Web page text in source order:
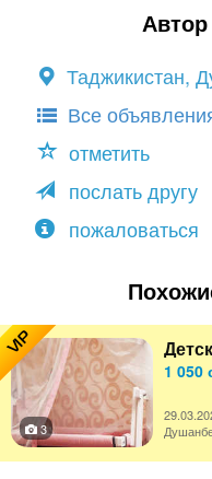
Таджикистан,
Все
отметить
послать другу
пожаловаться
VIP
1 050
3